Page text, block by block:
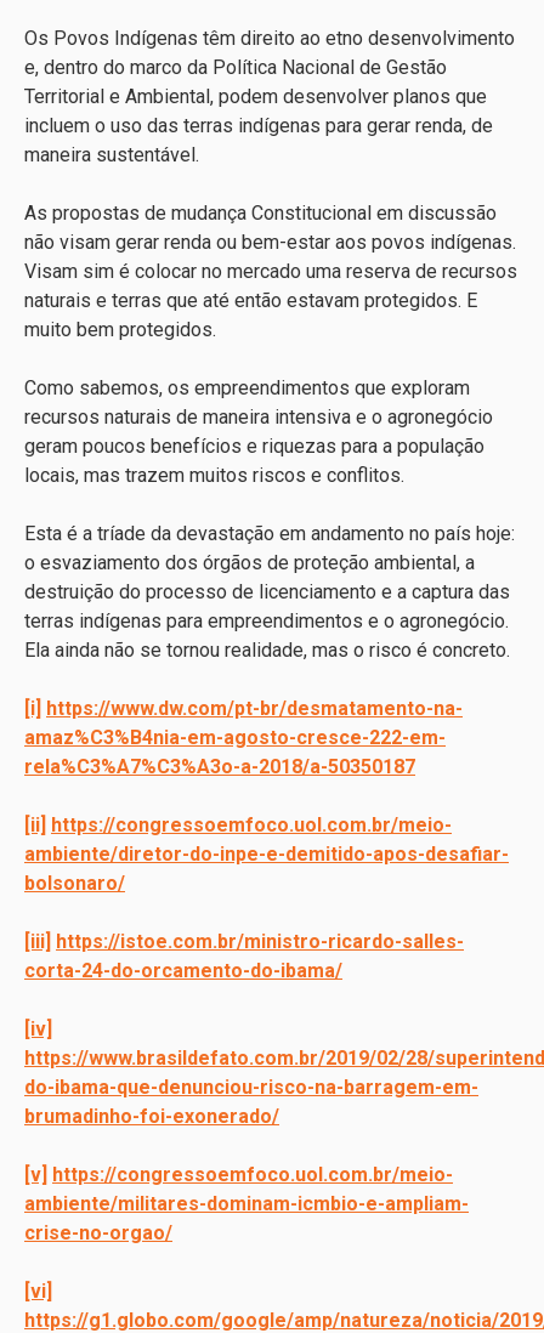
Os Povos Indígenas têm direito ao etno desenvolvimento
e, dentro do marco da Política Nacional de Gestão
Territorial e Ambiental, podem desenvolver planos que
incluem o uso das terras indígenas para gerar renda, de
maneira sustentável.
As propostas de mudança Constitucional em discussão
não visam gerar renda ou bem-estar aos povos indígenas.
Visam sim é colocar no mercado uma reserva de recursos
naturais e terras que até então estavam protegidos. E
muito bem protegidos.
Como sabemos, os empreendimentos que exploram
recursos naturais de maneira intensiva e o agronegócio
geram poucos benefícios e riquezas para a população
locais, mas trazem muitos riscos e conflitos.
Esta é a tríade da devastação em andamento no país hoje:
o esvaziamento dos órgãos de proteção ambiental, a
destruição do processo de licenciamento e a captura das
terras indígenas para empreendimentos e o agronegócio.
Ela ainda não se tornou realidade, mas o risco é concreto.
[i] https://www.dw.com/pt-br/desmatamento-na-
amaz%C3%B4nia-em-agosto-cresce-222-em-
rela%C3%A7%C3%A3o-a-2018/a-50350187
[ii] https://congressoemfoco.uol.com.br/meio-
ambiente/diretor-do-inpe-e-demitido-apos-desafiar-
bolsonaro/
[iii] https://istoe.com.br/ministro-ricardo-salles-
corta-24-do-orcamento-do-ibama/
[iv]
https://www.brasildefato.com.br/2019/02/28/
do-ibama-que-denunciou-risco-na-barragem-em-
brumadinho-foi-exonerado/
[v] https://congressoemfoco.uol.com.br/meio-
ambiente/militares-dominam-icmbio-e-ampliam-
crise-no-orgao/
[vi]
https://g1.globo.com/google/amp/natureza/noticia/